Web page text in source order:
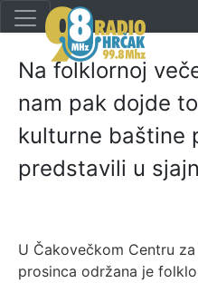
Na folklornoj
nam pak dojde
kulturne baštine
predstavili u
U Čakovečkom Centru
prosinca održana je